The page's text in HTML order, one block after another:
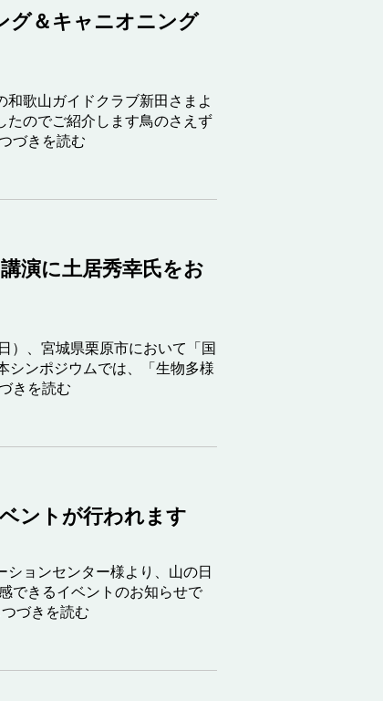
グ＆キャニオニング
歌山ガイドクラブ新田さまよ
たのでご紹介します鳥のさえず
づきを読む
演に土居秀幸氏をお
）、宮城県栗原市において「国
シンポジウムでは、「生物多様
きを読む
ントが行われます
ョンセンター様より、山の日
できるイベントのお知らせで
づきを読む